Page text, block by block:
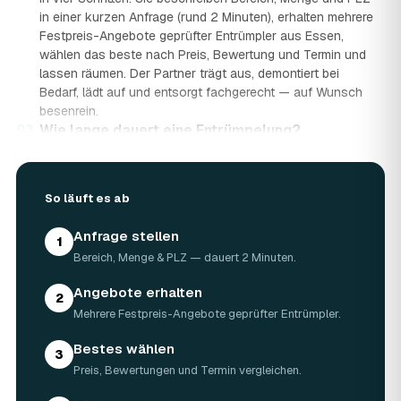
in einer kurzen Anfrage (rund 2 Minuten), erhalten mehrere
Festpreis-Angebote geprüfter Entrümpler aus Essen,
wählen das beste nach Preis, Bewertung und Termin und
lassen räumen. Der Partner trägt aus, demontiert bei
Bedarf, lädt auf und entsorgt fachgerecht — auf Wunsch
besenrein.
Wie lange dauert eine Entrümpelung?
eine komplette Wohnung oder ein Haus in Essen kann ein
innerhalb weniger Tage, bei akuten Fällen wie einer
Messie-Wohnung auch kurzfristig.
Welche Gegenstände werden bei der
Entrümpelung entsorgt?
Mitgenommen wird praktisch der gesamte Hausrat: Möbel,
sowie Keller- und Dachbodengerümpel. Sondermüll und
Gefahrstoffe werden gesondert behandelt. Alles geht
So läuft es ab
1 Anfrage stellen
Bereich, Menge & PLZ — dauert 2 Minuten.
2 Angebote erhalten
Mehrere Festpreis-Angebote geprüfter Entrümpler.
3 Bestes wählen
Preis, Bewertungen und Termin vergleichen.